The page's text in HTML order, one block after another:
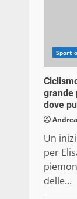
Sport
grande
dove
Un
per
delle...